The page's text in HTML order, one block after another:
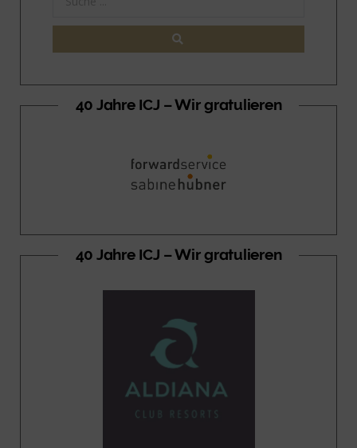
40 Jahre ICJ – Wir gratulieren
40 Jahre ICJ – Wir gratulieren